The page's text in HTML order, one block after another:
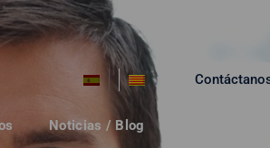
Noticias / Blog